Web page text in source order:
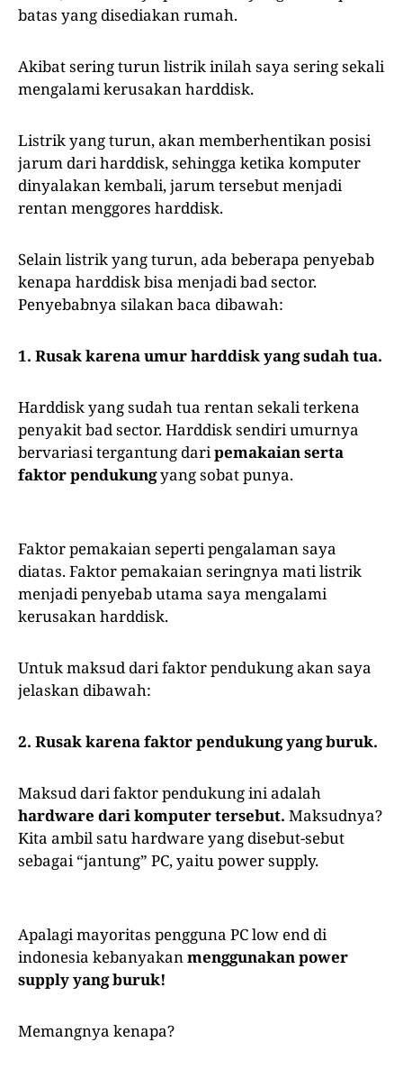
batas yang disediakan rumah.
Akibat sering turun listrik inilah saya sering sekali
mengalami kerusakan harddisk.
Listrik yang turun, akan memberhentikan posisi
jarum dari harddisk, sehingga ketika komputer
dinyalakan kembali, jarum tersebut menjadi
rentan menggores harddisk.
Selain listrik yang turun, ada beberapa penyebab
kenapa harddisk bisa menjadi bad sector.
Penyebabnya silakan baca dibawah:
1. Rusak karena umur harddisk yang sudah tua.
Harddisk yang sudah tua rentan sekali terkena
penyakit bad sector. Harddisk sendiri umurnya
bervariasi tergantung daripemakaian serta
faktor pendukungyang sobat punya.
Faktor pemakaian seperti pengalaman saya
diatas. Faktor pemakaian seringnya mati listrik
menjadi penyebab utama saya mengalami
kerusakan harddisk.
Untuk maksud dari faktor pendukung akan saya
jelaskan dibawah:
2. Rusak karena faktor pendukung yang buruk.
Maksud dari faktor pendukung ini adalah
hardware dari komputer tersebut. Maksudnya?
Kita ambil satu hardware yang disebut-sebut
sebagai “jantung” PC, yaitu power supply.
Apalagi mayoritas pengguna PC low end di
indonesia kebanyakanmenggunakan power
supply yang buruk!
Memangnya kenapa?